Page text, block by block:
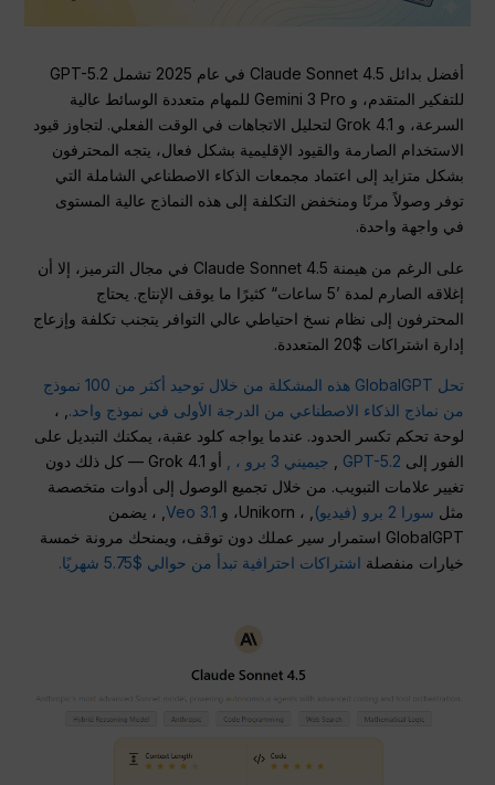
أفضل بدائل Claude Sonnet 4.5 في عام 2025 تشمل GPT-5.2
للتفكير المتقدم، و Gemini 3 Pro للمهام متعددة الوسائط عالية
السرعة، و Grok 4.1 لتحليل الاتجاهات في الوقت الفعلي. لتجاوز قيود
الاستخدام الصارمة والقيود الإقليمية بشكل فعال، يتجه المحترفون
بشكل متزايد إلى اعتماد مجمعات الذكاء الاصطناعي الشاملة التي
توفر وصولاً مرنًا ومنخفض التكلفة إلى هذه النماذج عالية المستوى
في واجهة واحدة.
على الرغم من هيمنة Claude Sonnet 4.5 في مجال الترميز، إلا أن
إغلاقه الصارم لمدة ’5 ساعات“ كثيرًا ما يوقف الإنتاج. يحتاج
المحترفون إلى نظام نسخ احتياطي عالي التوافر يتجنب تكلفة وإزعاج
إدارة اشتراكات $20 المتعددة.
تحل GlobalGPT هذه المشكلة من خلال توحيد أكثر من 100 نموذج
من نماذج الذكاء الاصطناعي من الدرجة الأولى في نموذج واحد. , ،
لوحة تحكم تكسر الحدود. عندما يواجه كلود عقبة، يمكنك التبديل على
الفور إلى GPT-5.2 جيميني 3 برو ، ,
أو Grok 4.1 — كل ذلك دون
تغيير علامات التبويب. من خلال تجميع الوصول إلى أدوات متخصصة
مثل سورا 2 برو (فيديو) , ، Unikorn، و Veo 3.1 , ، يضمن
GlobalGPT استمرار سير عملك دون توقف، ويمنحك مرونة خمسة
خيارات منفصلة اشتراكات احترافية تبدأ من حوالي $5.75 شهريًا.